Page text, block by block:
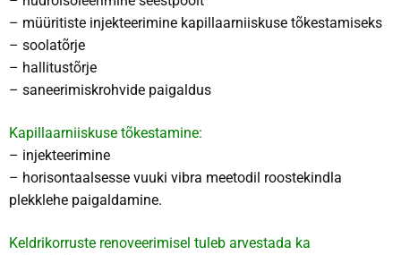
– müüritiste injekteerimine kapillaarniiskuse tõkestamiseks
– soolatõrje
– hallitustõrje
– saneerimiskrohvide paigaldus
Kapillaarniiskuse tõkestamine:
– injekteerimine
– horisontaalsesse vuuki vibra meetodil roostekindla
plekklehe paigaldamine.
Keldrikorruste renoveerimisel tuleb arvestada ka